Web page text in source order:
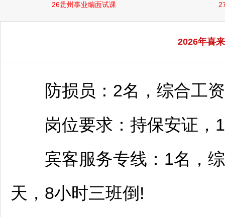
2026年喜
防损员：2名，综合工资
岗位要求：持保安证，
宾客服务专线：1名，综
天，8小时三班倒!